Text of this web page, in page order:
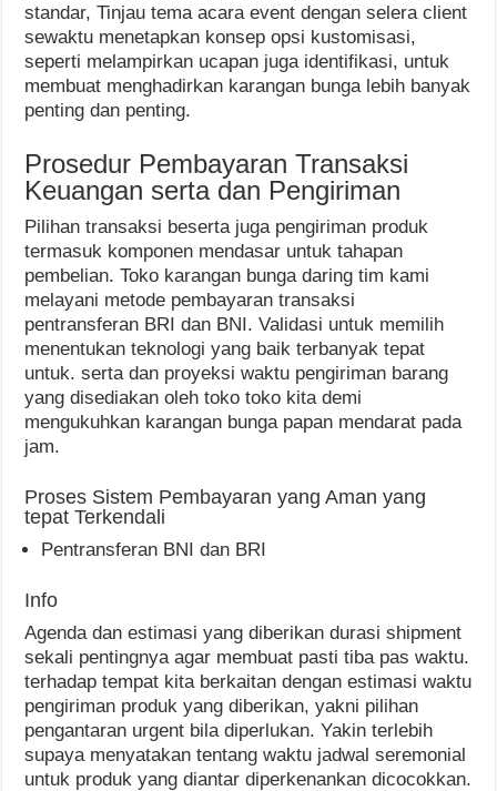
standar, Tinjau tema acara event dengan selera client
sewaktu menetapkan konsep opsi kustomisasi,
seperti melampirkan ucapan juga identifikasi, untuk
membuat menghadirkan karangan bunga lebih banyak
penting dan penting.
Prosedur Pembayaran Transaksi
Keuangan serta dan Pengiriman
Pilihan transaksi beserta juga pengiriman produk
termasuk komponen mendasar untuk tahapan
pembelian. Toko karangan bunga daring tim kami
melayani metode pembayaran transaksi
pentransferan BRI dan BNI. Validasi untuk memilih
menentukan teknologi yang baik terbanyak tepat
untuk. serta dan proyeksi waktu pengiriman barang
yang disediakan oleh toko toko kita demi
mengukuhkan karangan bunga papan mendarat pada
jam.
Proses Sistem Pembayaran yang Aman yang
tepat Terkendali
Pentransferan BNI dan BRI
Info
Agenda dan estimasi yang diberikan durasi shipment
sekali pentingnya agar membuat pasti tiba pas waktu.
terhadap tempat kita berkaitan dengan estimasi waktu
pengiriman produk yang diberikan, yakni pilihan
pengantaran urgent bila diperlukan. Yakin terlebih
supaya menyatakan tentang waktu jadwal seremonial
untuk produk yang diantar diperkenankan dicocokkan.